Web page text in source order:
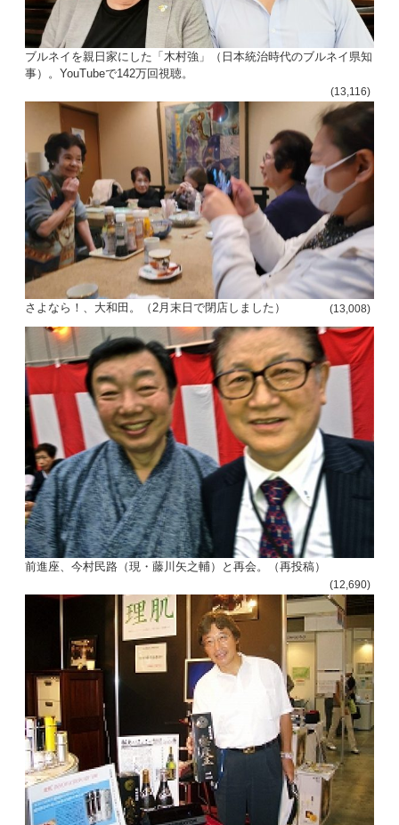
ブルネイを親日家にした「木村強」（日本統治時代のブルネイ県知
事）。YouTubeで142万回視聴。
(13,116)
さよなら！、大和田。（2月末日で閉店しました） (13,008)
前進座、今村民路（現・藤川矢之輔）と再会。（再投稿）
(12,690)